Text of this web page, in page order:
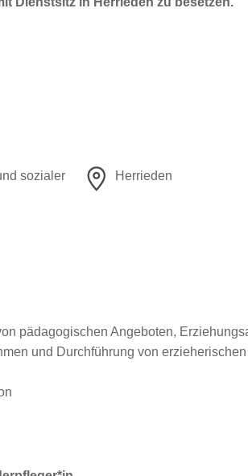
sozialer
Herrieden
pädagogischen Angeboten,
und Durchführung von